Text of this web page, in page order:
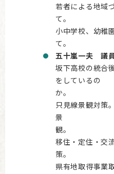
若者による地域
小中学校、幼稚
て。
五十嵐一夫 議
坂下高校の統合
をしているの
只見線景観対策
景
移住・定住・交
県有地取得事業